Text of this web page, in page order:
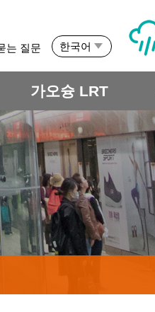
는 질문 한국어
가오슝 LRT